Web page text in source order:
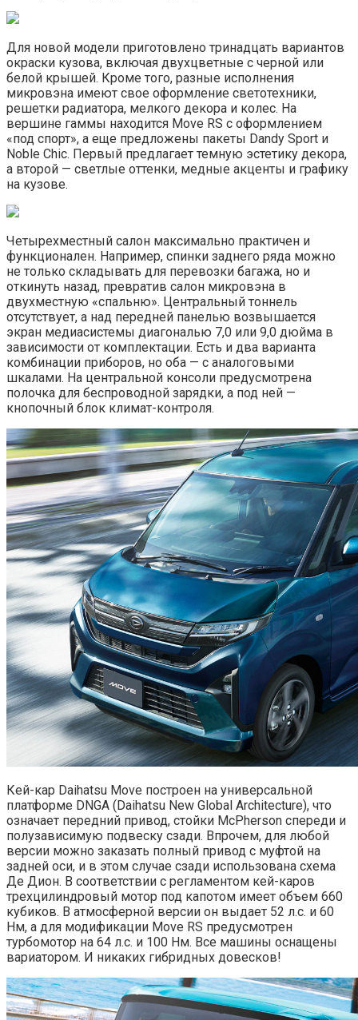
Для новой модели приготовлено тринадцать вариантов
окраски кузова, включая двухцветные с черной или
белой крышей. Кроме того, разные исполнения
микровэна имеют свое оформление светотехники,
решетки радиатора, мелкого декора и колес. На
вершине гаммы находится Move RS с оформлением
«под спорт», а еще предложены пакеты Dandy Sport и
Noble Chic. Первый предлагает темную эстетику декора,
а второй — светлые оттенки, медные акценты и графику
на кузове.
Четырехместный салон максимально практичен и
функционален. Например, спинки заднего ряда можно
не только складывать для перевозки багажа, но и
откинуть назад, превратив салон микровэна в
двухместную «спальню». Центральный тоннель
отсутствует, а над передней панелью возвышается
экран медиасистемы диагональю 7,0 или 9,0 дюйма в
зависимости от комплектации. Есть и два варианта
комбинации приборов, но оба — с аналоговыми
шкалами. На центральной консоли предусмотрена
полочка для беспроводной зарядки, а под ней —
кнопочный блок климат-контроля.
Кей-кар Daihatsu Move построен на универсальной
платформе DNGA (Daihatsu New Global Architecture), что
означает передний привод, стойки McPherson спереди и
полузависимую подвеску сзади. Впрочем, для любой
версии можно заказать полный привод с муфтой на
задней оси, и в этом случае сзади использована схема
Де Дион. В соответствии с регламентом кей-каров
трехцилиндровый мотор под капотом имеет объем 660
кубиков. В атмосферной версии он выдает 52 л.с. и 60
Нм, а для модификации Move RS предусмотрен
турбомотор на 64 л.с. и 100 Нм. Все машины оснащены
вариатором. И никаких гибридных довесков!